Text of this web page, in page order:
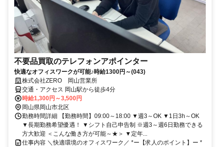
不要品買取のテレフォンアポインター
快適なオフィスワークが可能♪時給1300円～(043)
株式会社ZERO 岡山営業所
交通・アクセス 岡山駅から徒歩4分
時給1,300円～3,500円
岡山県岡山市北区
勤務時間詳細 【勤務時間】09:00～18:00 ▼週3～OK ▼1日3h～OK
▼長期勤務希望優遇！ ▼シフト自己申告制 ※週3～週6日勤務できる
方大歓迎 ＜こんな働き方が可能～★＞ ▼定年...
仕事内容 ＼快適環境のオフィスワーク／ *ー【求人のポイント】ー *